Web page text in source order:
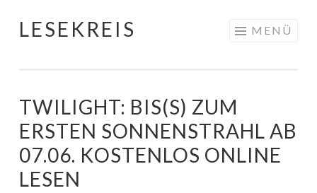
Springe
LESEKREIS MENÜ
TWILIGHT: BIS(S) ZUM
ERSTEN SONNENSTRAHL AB
07.06. KOSTENLOS ONLINE
LESEN